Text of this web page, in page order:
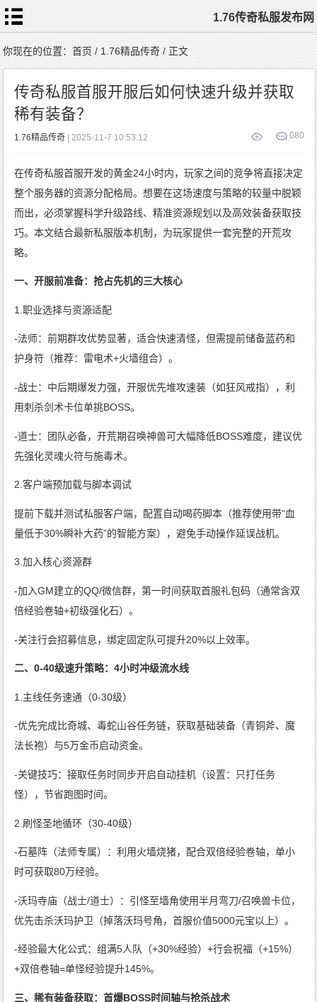
1.76传奇私服发布网
首
页
1.76
传
奇
私
服
1.76
复
传
奇
1.76
传
奇
新
开
1.76
传
奇
标
签
云
你现在的位置：首页/1.76精品传奇/ 正文
传奇私服首服开服后如何快速升级并获取
稀有装备？
80
0
1.76精品传奇 | 2025-11-7 10:53:12
在传奇私服首服开发的黄金24小时内，玩家之间的竞争将直接决定
整个服务器的资源分配格局。想要在这场速度与策略的较量中脱颖
而出，必须掌握科学升级路线、精准资源规划以及高效装备获取技
巧。本文结合最新私服版本机制，为玩家提供一套完整的开荒攻
略。
一、开服前准备：抢占先机的三大核心
1.职业选择与资源适配
-法师：前期群攻优势显著，适合快速清怪，但需提前储备蓝药和
护身符（推荐：雷电术+火墙组合）。
-战士：中后期爆发力强，开服优先堆攻速装（如狂风戒指），利
用刺杀剑术卡位单挑BOSS。
-道士：团队必备，开荒期召唤神兽可大幅降低BOSS难度，建议优
先强化灵魂火符与施毒术。
2.客户端预加载与脚本调试
提前下载并测试私服客户端，配置自动喝药脚本（推荐使用带“血
量低于30%瞬补大药”的智能方案），避免手动操作延误战机。
3.加入核心资源群
-加入GM建立的QQ/微信群，第一时间获取首服礼包码（通常含双
倍经验卷轴+初级强化石）。
-关注行会招募信息，绑定固定队可提升20%以上效率。
二、0-40级速升策略：4小时冲级流水线
1.主线任务速通（0-30级）
-优先完成比奇城、毒蛇山谷任务链，获取基础装备（青铜斧、魔
法长袍）与5万金币启动资金。
-关键技巧：接取任务时同步开启自动挂机（设置：只打任务
怪），节省跑图时间。
2.刷怪圣地循环（30-40级）
-石墓阵（法师专属）：利用火墙烧猪，配合双倍经验卷轴，单小
时可获取80万经验。
-沃玛寺庙（战士/道士）：引怪至墙角使用半月弯刀/召唤兽卡位，
优先击杀沃玛护卫（掉落沃玛号角，首服价值5000元宝以上）。
-经验最大化公式：组满5人队（+30%经验）+行会祝福（+15%）
+双倍卷轴=单怪经验提升145%。
三、稀有装备获取：首爆BOSS时间轴与抢杀战术